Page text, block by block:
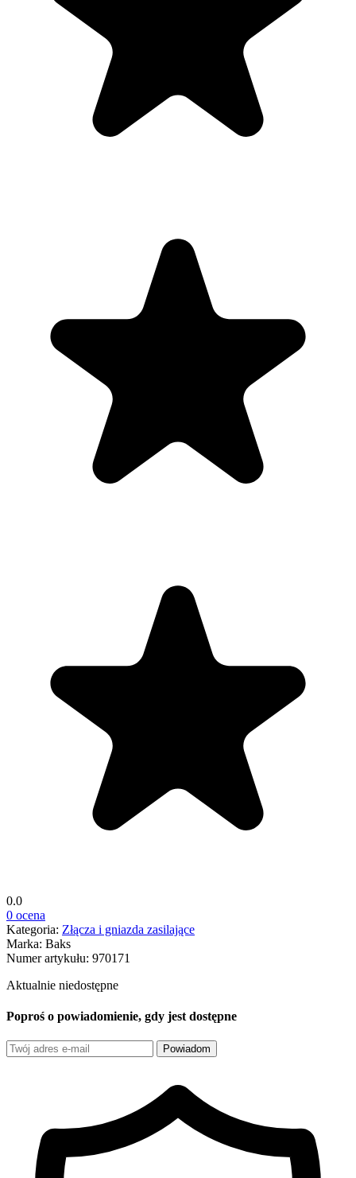
0.0
0 ocena
Kategoria: Złącza i gniazda zasilające
Marka: Baks
Numer artykułu: 970171
Aktualnie niedostępne
Poproś o powiadomienie, gdy jest dostępne
Powiadom